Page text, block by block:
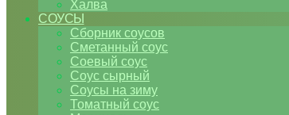
Халва
СОУСЫ
Сборник соусов
Сметанный соус
Соевый соус
Соус сырный
Соусы на зиму
Томатный соус